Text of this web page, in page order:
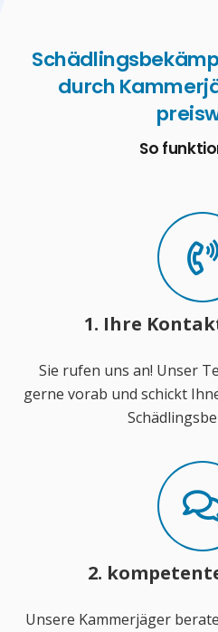
durch
So
1. Ihre
Sie rufen uns an! Unser
gerne vorab und schickt
2.
Unsere Kammerjäger